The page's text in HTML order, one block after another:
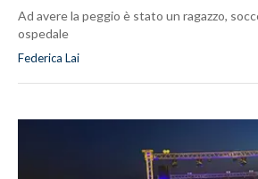
Ad avere la peggio è stato un ragazzo,
ospedale
Federica Lai